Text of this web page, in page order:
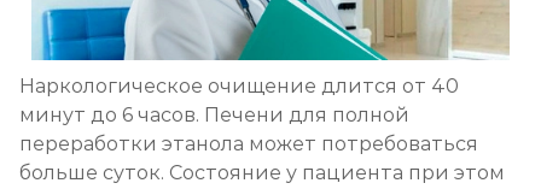
Наркологическое очищение длится от 40
минут до 6 часов. Печени для полной
переработки этанола может потребоваться
больше суток. Состояние у пациента при этом